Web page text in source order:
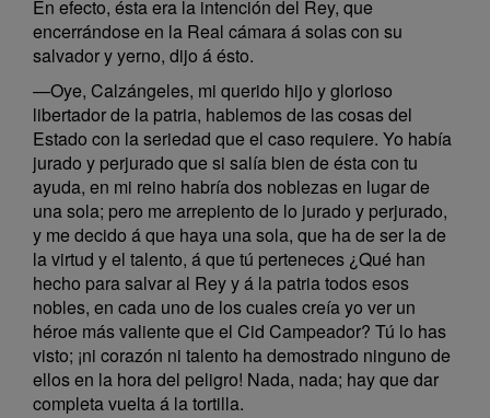
En efecto, ésta era la intención del Rey, que
encerrándose en la Real cámara á solas con su
salvador y yerno, dijo á ésto.
—Oye, Calzángeles, mi querido hijo y glorioso
libertador de la patria, hablemos de las cosas del
Estado con la seriedad que el caso requiere. Yo había
jurado y perjurado que si salía bien de ésta con tu
ayuda, en mi reino habría dos noblezas en lugar de
una sola; pero me arrepiento de lo jurado y perjurado,
y me decido á que haya una sola, que ha de ser la de
la virtud y el talento, á que tú perteneces ¿Qué han
hecho para salvar al Rey y á la patria todos esos
nobles, en cada uno de los cuales creía yo ver un
héroe más valiente que el Cid Campeador? Tú lo has
visto; ¡ni corazón ni talento ha demostrado ninguno de
ellos en la hora del peligro! Nada, nada; hay que dar
completa vuelta á la tortilla.